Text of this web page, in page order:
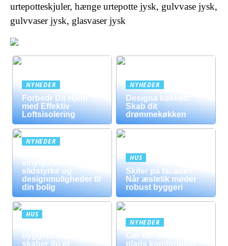
urtepotteskjuler, hænge urtepotte jysk, gulvvase jysk,
gulvvaser jysk, glasvaser jysk
NYHEDER
Forbedr Dit Hjem
med Effektiv
Loftsisolering
NYHEDER
Designa køkken:
Skab dit
drømmekøkken
NYHEDER
vinylgulve:
slidstyrke og
designmuligheder til
din bolig
HUS
Skifer på facaden:
Når æstetik møder
robust byggeri
HUS
byggeri: Sådan
skaber du et
NYHEDER
Gør din udendørs
plads komfortabel